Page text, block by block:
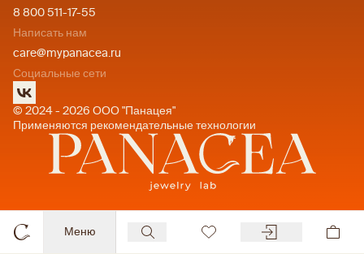
Меню
8 800 511-17-55
Написать нам
care@mypanacea.ru
Социальные сети
© 2024 - 2026 ООО "Панацея"
Применяются рекомендательные технологии